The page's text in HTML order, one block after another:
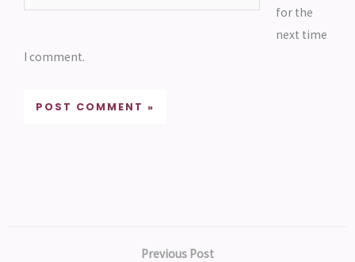
for the
next time
I comment.
Previous Post